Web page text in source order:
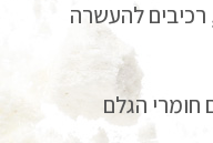
להעשרה
חומרי הגלם